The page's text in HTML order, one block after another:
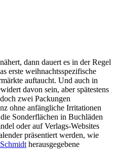
dann dauert es in der Regel
erste weihnachtsspezifische
auftaucht. Und auch in
davon sein, aber spätestens
zwei Packungen
ohne anfängliche Irritationen
Sonderflächen in Buchläden
oder auf Verlags-Websites
präsentiert werden, wie
herausgegebene